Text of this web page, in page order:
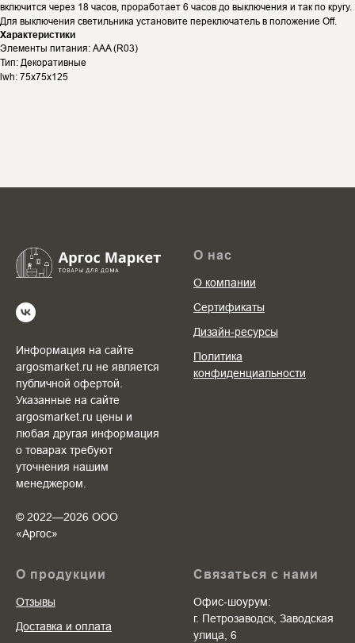
включится через 18 часов, проработает 6 часов до выключения и так по кругу.
Для выключения светильника установите переключатель в положение Off.
Характеристики
Элементы питания: AAA (R03)
Тип: Декоративные
lwh: 75x75x125
Информация на сайте
argosmarket.ru не является
публичной офертой.
Указанные на сайте
argosmarket.ru цены и
любая другая информация
о товарах требуют
уточнения нашим
менеджером.
© 2022—2026 ООО
«Аргоc»
О нас
О компании
Сертификаты
Дизайн-ресурсы
Политика
конфиденциальности
О продукции
Отзывы
Доставка и оплата
Связаться с нами
Офис-шоурум:
г. Петрозаводск, Заводская
улица, 6